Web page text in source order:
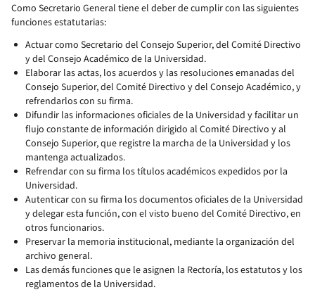
Como Secretario General tiene el deber de cumplir con las siguientes
funciones estatutarias:
Actuar como Secretario del Consejo Superior, del Comité Directivo
y del Consejo Académico de la Universidad.
Elaborar las actas, los acuerdos y las resoluciones emanadas del
Consejo Superior, del Comité Directivo y del Consejo Académico, y
refrendarlos con su firma.
Difundir las informaciones oficiales de la Universidad y facilitar un
flujo constante de información dirigido al Comité Directivo y al
Consejo Superior, que registre la marcha de la Universidad y los
mantenga actualizados.
Refrendar con su firma los títulos académicos expedidos por la
Universidad.
Autenticar con su firma los documentos oficiales de la Universidad
y delegar esta función, con el visto bueno del Comité Directivo, en
otros funcionarios.
Preservar la memoria institucional, mediante la organización del
archivo general.
Las demás funciones que le asignen la Rectoría, los estatutos y los
reglamentos de la Universidad.